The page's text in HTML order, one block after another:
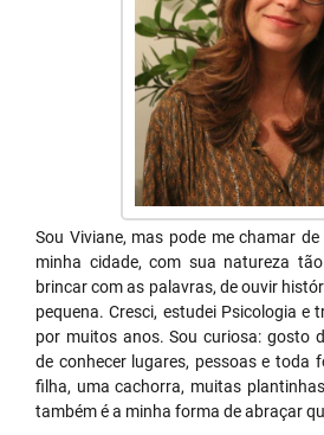
Sou Viviane, mas pode me chamar
minha cidade, com sua natureza
brincar com as palavras, de ouvir
pequena. Cresci, estudei Psicologia e
por muitos anos. Sou curiosa: gosto
de conhecer lugares, pessoas e toda
filha, uma cachorra, muitas
também é a minha forma de abraçar